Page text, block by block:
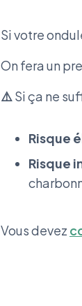
Si votre
On fera un
⚠️ Si ça ne
Risque
Risque
Vous devez